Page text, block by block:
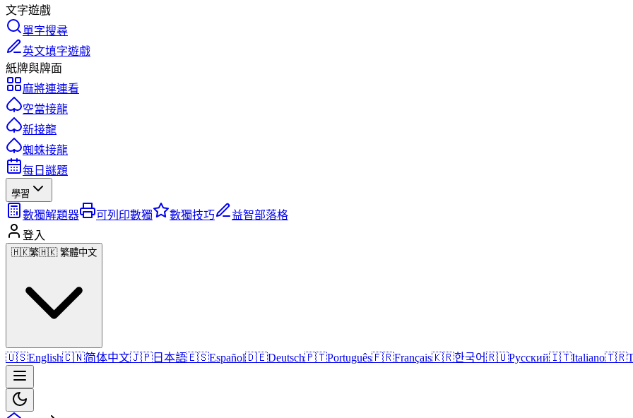
文字遊戲
單字搜尋
英文填字遊戲
紙牌與牌面
麻將連連看
空當接龍
新接龍
蜘蛛接龍
每日謎題
學習
數獨解題器 可列印數獨 數獨技巧
益智部落格
登入
🇭🇰繁🇭🇰 繁體中文
🇺🇸English🇨🇳简体中文🇯🇵 日本語🇪🇸Español🇩🇪Deutsch🇵🇹Português🇫🇷Français🇰🇷한국어🇷🇺Русский🇮🇹Italiano🇹🇷